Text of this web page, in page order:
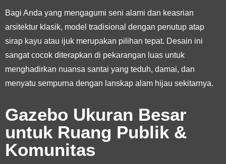
Bagi Anda yang mengagumi seni alami dan keasrian
arsitektur klasik, model tradisional dengan penutup atap
sirap kayu atau ijuk merupakan pilihan tepat. Desain ini
sangat cocok diterapkan di pekarangan luas untuk
menghadirkan nuansa santai yang teduh, damai, dan
menyatu sempurna dengan lanskap alam hijau sekitarnya.
Gazebo Ukuran Besar
untuk Ruang Publik &
Komunitas